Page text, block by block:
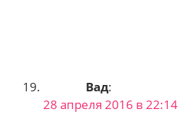
Вад:
28 апреля 2016 в 22:14